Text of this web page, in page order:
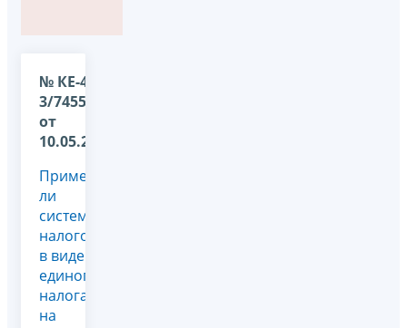
№ КЕ-4-
3/7455@
от
10.05.2011
Применяется
ли
система
налогообложения
в виде
единого
налога
на